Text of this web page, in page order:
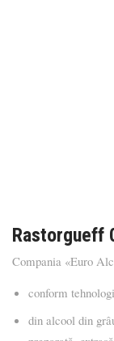
Rastorgueff
Compania «Euro
conform
din alcool din